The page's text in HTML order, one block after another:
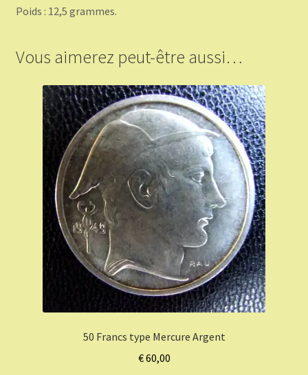
Poids : 12,5 grammes.
Vous aimerez peut-être aussi…
50 Francs type Mercure Argent
€60,00